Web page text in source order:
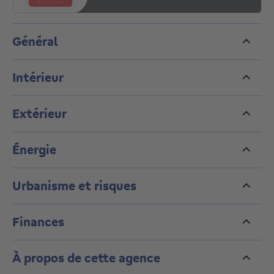
Général
Intérieur
Extérieur
Énergie
Urbanisme et risques
Finances
À propos de cette agence